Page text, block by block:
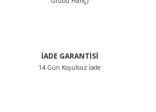
İADE GARANTİSİ
14 Gün Koşulsuz İade